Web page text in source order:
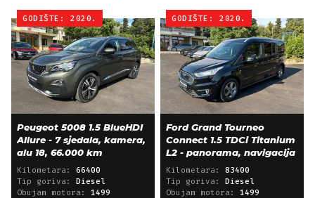
GODIŠTE: 2020.
Peugeot 5008 1.5 BlueHDI
Allure - 7 sjedala, kamera,
alu 18, 66.000 km
Kilometara: 66400
Tip goriva: Diesel
Obujam motora: 1499
GODIŠTE: 2020.
Ford Grand Tourneo
Connect 1.5 TDCi Titanium
L2 - panorama, navigacija
Kilometara: 83400
Tip goriva: Diesel
Obujam motora: 1499